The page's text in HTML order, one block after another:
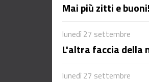
Mai più zitti e buoni!
lunedì 27 settembre
L'altra faccia della
lunedì 27 settembre